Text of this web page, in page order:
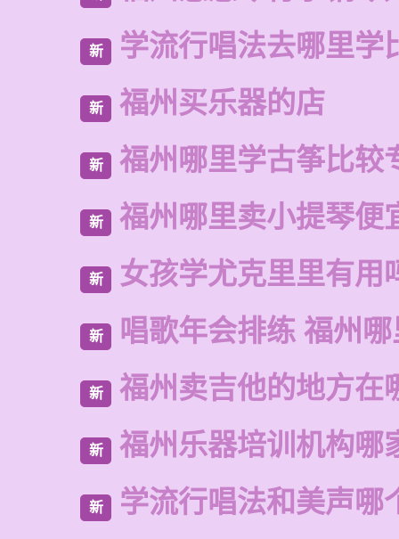
新 学流行唱法去哪里学
新 福州买乐器的店
新 福州哪里学古筝比较
新 福州哪里卖小提琴便
新 女孩学尤克里里有用
新 唱歌年会排练 福州
新 福州卖吉他的地方在
新 福州乐器培训机构哪
新 学流行唱法和美声哪